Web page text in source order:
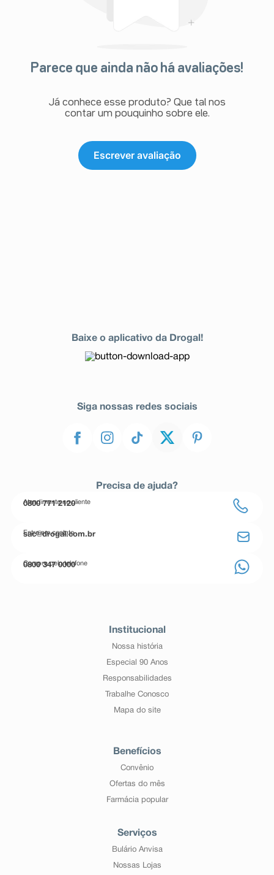
Parece que ainda não há avaliações!
Já conhece esse produto? Que tal nos
contar um pouquinho sobre ele.
Escrever avaliação
Baixe o aplicativo da Drogal!
Siga nossas redes sociais
Precisa de ajuda?
Atendimento ao cliente
0800 771 2120
Entre em contato
sac@drogal.com.br
Compre pelo telefone
0800 347 0000
Institucional
Nossa história
Especial 90 Anos
Responsabilidades
Trabalhe Conosco
Mapa do site
Benefícios
Convênio
Ofertas do mês
Farmácia popular
Serviços
Bulário Anvisa
Nossas Lojas